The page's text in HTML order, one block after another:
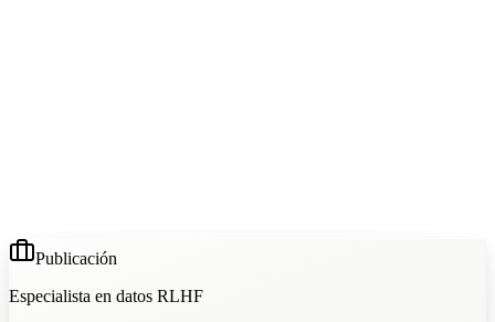
Publicación
Especialista en datos RLHF